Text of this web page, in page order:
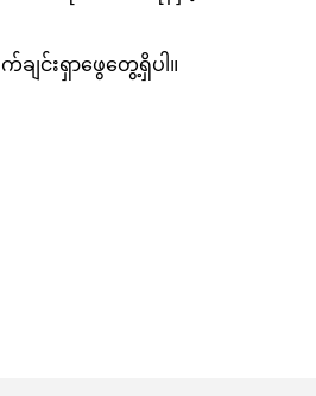
ျင်းရှာဖွေတွေ့ရှိပါ။